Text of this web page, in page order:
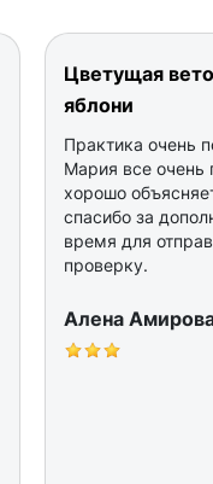
Цветущая
яблони
Практика очень
Мария все очень
хорошо
спасибо за
время для
проверку.
Алена